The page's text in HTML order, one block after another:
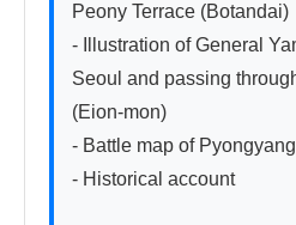
Peony Terrace (Botandai)
- Illustration of General
Seoul and passing
(Eion-mon)
- Battle map of Pyongyang
- Historical account